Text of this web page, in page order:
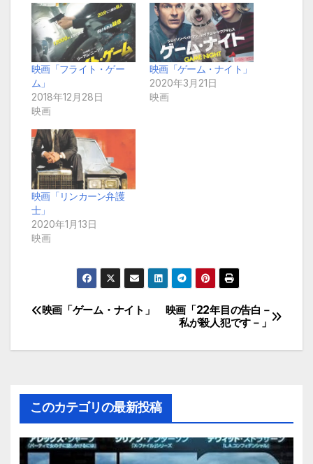
映画「フライト・ゲー
ム」
2018年12月28日
映画
映画「ゲーム・ナイト」
2020年3月21日
映画
映画「リンカーン弁護
士」
2020年1月13日
映画
投
稿
ビ
ゲ
映画「22年目の告白－
私が殺人犯です－」
映画「ゲーム・ナイト」
このカテゴリの最新投稿